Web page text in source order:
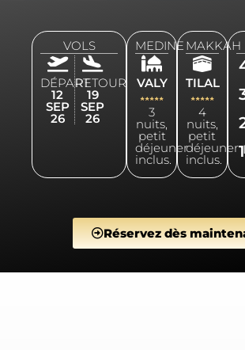
VOLS
DÉPART
12
SEP
26
RETOUR
19
SEP
26
MEDINE
VALY
3
nuits,
petit
déjeuner
inclus.
MAKKAH
TILAL
4
nuits,
petit
déjeuner
inclus. 1
Réservez dès